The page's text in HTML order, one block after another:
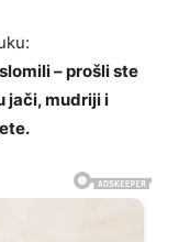
– prošli ste
jači, mudriji i